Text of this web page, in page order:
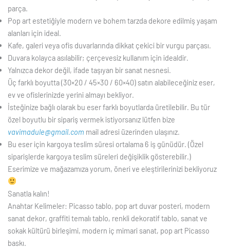
parça.
Pop art estetiğiyle modern ve bohem tarzda dekore edilmiş yaşam
alanları için ideal.
Kafe, galeri veya ofis duvarlarında dikkat çekici bir vurgu parçası.
Duvara kolayca asılabilir; çerçevesiz kullanım için idealdir.
Yalnızca dekor değil, ifade taşıyan bir sanat nesnesi.
Üç farklı boyutta (30×20 / 45×30 / 60×40) satın alabileceğiniz eser,
ev ve ofislerinizde yerini almayı bekliyor.
İsteğinize bağlı olarak bu eser farklı boyutlarda üretilebilir. Bu tür
özel boyutlu bir sipariş vermek istiyorsanız lütfen bize
vavimadule@gmail.com mail adresi üzerinden ulaşınız.
Bu eser için kargoya teslim süresi ortalama 6 iş günüdür. (Özel
siparişlerde kargoya teslim süreleri değişiklik gösterebilir.)
Eserimize ve mağazamıza yorum, öneri ve eleştirilerinizi bekliyoruz
Sanatla kalın!
Anahtar Kelimeler: Picasso tablo, pop art duvar posteri, modern
sanat dekor, graffiti temalı tablo, renkli dekoratif tablo, sanat ve
sokak kültürü birleşimi, modern iç mimari sanat, pop art Picasso
baskı.